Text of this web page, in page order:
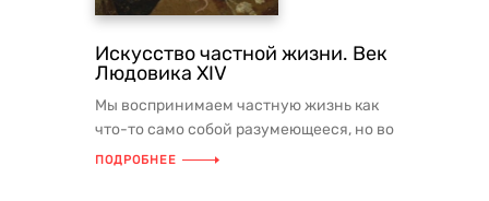
Искусство частной жизни. Век
Людовика XIV
Мы воспринимаем частную жизнь как
что-то само собой разумеющееся, но во
времена абсолютной монархии ...
ПОДРОБНЕЕ